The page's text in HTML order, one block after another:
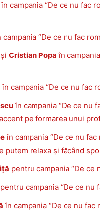
în campania “De ce nu fac
campania “De ce nu fac
și Cristian Popa în
în campania “De ce nu fac
în campania “De ce nu
pe formarea unui
în campania “De ce nu
putem relaxa și făcând
pentru campania “De ce
pentru campania “De ce
în campania “De ce nu fac